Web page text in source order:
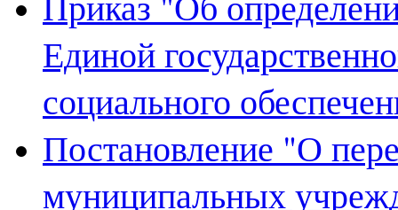
Единой
социального
Постановление "О
муниципальных